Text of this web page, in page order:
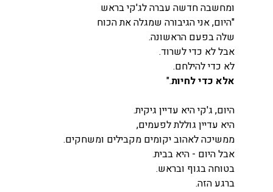
ומחשבה חדשה עברה לג'קי בראש
"היום, אני הגיבורה שמגלה את הכוח
שלה בפעם הראשונה.
אבל לא כדי לשרוד.
לא כדי להילחם.
אלא כדי לחיות."
היום, ג'קי היא עדיין גיקית.
היא עדיין גוללת לפעמים,
ממשיכה לאהוב יקומים מקבילים ומשחקים.
אבל היום - היא בבית.
בטוחה בגוף ובראש.
ברגע הזה.